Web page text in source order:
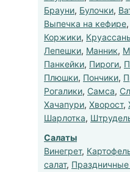
Брауни, Булочки,
Выпечка на кефире,
Коржики,
Лепешки, Манник,
Панкейки, Пироги,
Плюшки, Пончики,
Рогалики, Самса,
Хачапури, Хворост,
Шарлотка,
Салаты
Винегрет,
салат, Праздничные